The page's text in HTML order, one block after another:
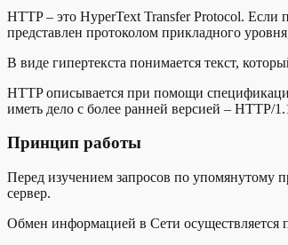
HTTP – это HyperText Transfer Protocol. Если
представлен протоколом прикладного
В виде гипертекста понимается текст,
HTTP описывается при помощи
иметь дело с более ранней версией – HTTP/
Принцип работы
Перед изучением запросов по упомянутому
сервер.
Обмен информацией в Сети